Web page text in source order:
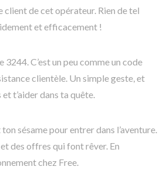
de cet opérateur. Rien de tel
et efficacement !
C’est un peu comme un code
clientèle. Un simple geste, et
t’aider dans ta quête.
sésame pour entrer dans l’aventure.
des offres qui font rêver. En
chez Free.